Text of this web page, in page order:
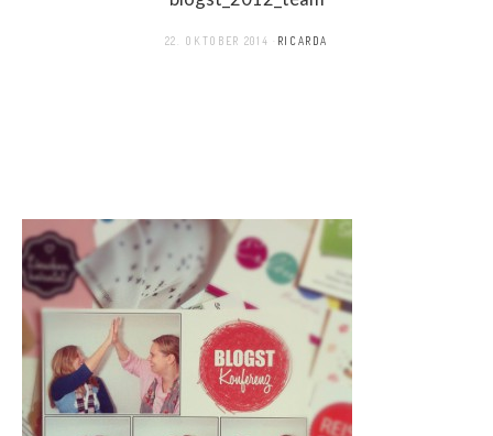
22. OKTOBER 2014 RICARDA